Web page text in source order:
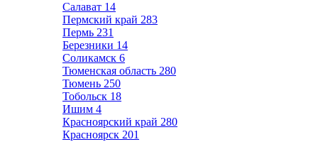
Салават 14
Пермский край 283
Пермь 231
Березники 14
Соликамск 6
Тюменская область 280
Тюмень 250
Тобольск 18
Ишим 4
Красноярский край 280
Красноярск 201